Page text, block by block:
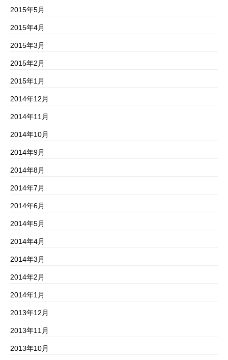
2015年5月
2015年4月
2015年3月
2015年2月
2015年1月
2014年12月
2014年11月
2014年10月
2014年9月
2014年8月
2014年7月
2014年6月
2014年5月
2014年4月
2014年3月
2014年2月
2014年1月
2013年12月
2013年11月
2013年10月